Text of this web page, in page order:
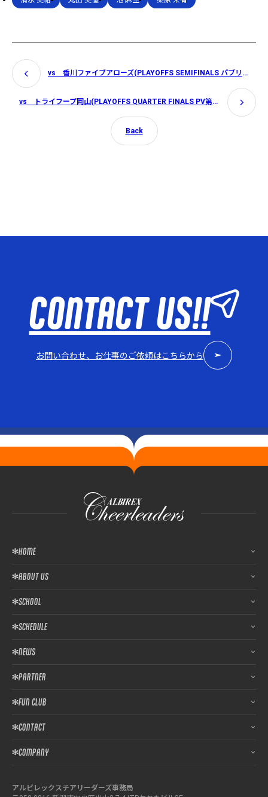
ッ
ュ
イ
ン
グ）
vs 香川ファイブアローズ(PLAYOFFS SEMIFINALS パブリックビューイング）
Back
vs トライフープ岡山(PLAYOFFS QUARTER FINALS PV第３戦実施の場合）
CONTACT US!!
お問い合わせ、お仕事のご依頼はこちらから
HOME
ABOUT US
SCHOOL
SCHEDULE
NEWS
PARTNER
FUN CLUB
CONTACT
COMPANY
アルビレックスチアリーダーズ事務局